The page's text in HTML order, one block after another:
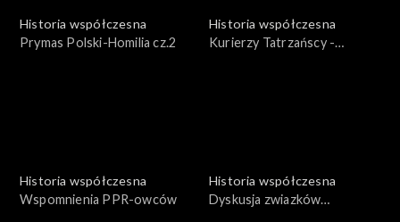
Historia współczesna
Prymas Polski-Homilia cz.2
Historia współczesna
Kurierzy Tatrzańscy -
Historia współczesna
Wspomnienia PPR-owców
Historia współczesna
Dyskusja zwiazków